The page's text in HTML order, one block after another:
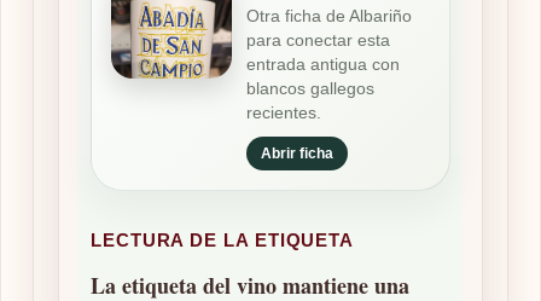
Otra ficha de Albariño
para conectar esta
entrada antigua con
blancos gallegos
recientes.
Abrir ficha
LECTURA DE LA ETIQUETA
La etiqueta del vino mantiene una